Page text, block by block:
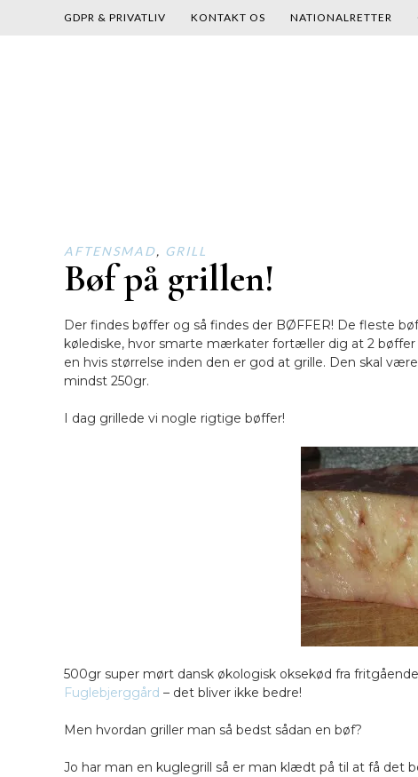
GDPR & PRIVATLIV KONTAKT OS NATIONALRETTER
AFTENSMAD, GRILL
Bøf på grillen!
Der findes bøffer og så findes der BØFFER! De fleste
kølediske, hvor smarte mærkater fortæller dig at 2
en hvis størrelse inden den er god at grille. Den skal
mindst 250gr.
I dag grillede vi nogle rigtige bøffer!
500gr super mørt dansk økologisk oksekød fra
Fuglebjerggård – det bliver ikke bedre!
Men hvordan griller man så bedst sådan en bøf?
Jo har man en kuglegrill så er man klædt på til at få det